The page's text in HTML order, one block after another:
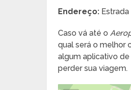
Endereço:
Caso vá até o
qual será o melhor
algum aplicativo
perder sua viagem.